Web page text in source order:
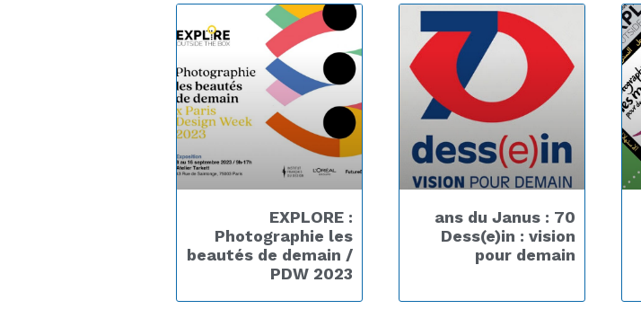
70 ans du Janus :
Dess(e)in : vision
pour demain
EXPLORE :
Photographie les
beautés de demain /
PDW 2023